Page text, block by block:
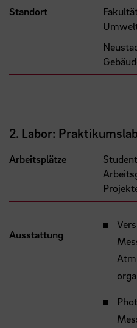
Standort
2. Labor:
Arbeitsplätze
Ausstattung